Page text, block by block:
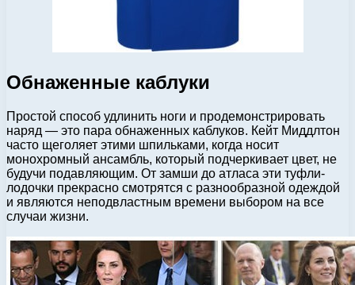
Обнаженные каблуки
Простой способ удлинить ноги и продемонстрировать
наряд — это пара обнаженных каблуков. Кейт Миддлтон
часто щеголяет этими шпильками, когда носит
монохромный ансамбль, который подчеркивает цвет, не
будучи подавляющим. От замши до атласа эти туфли-
лодочки прекрасно смотрятся с разнообразной одеждой
и являются неподвластным времени выбором на все
случаи жизни.